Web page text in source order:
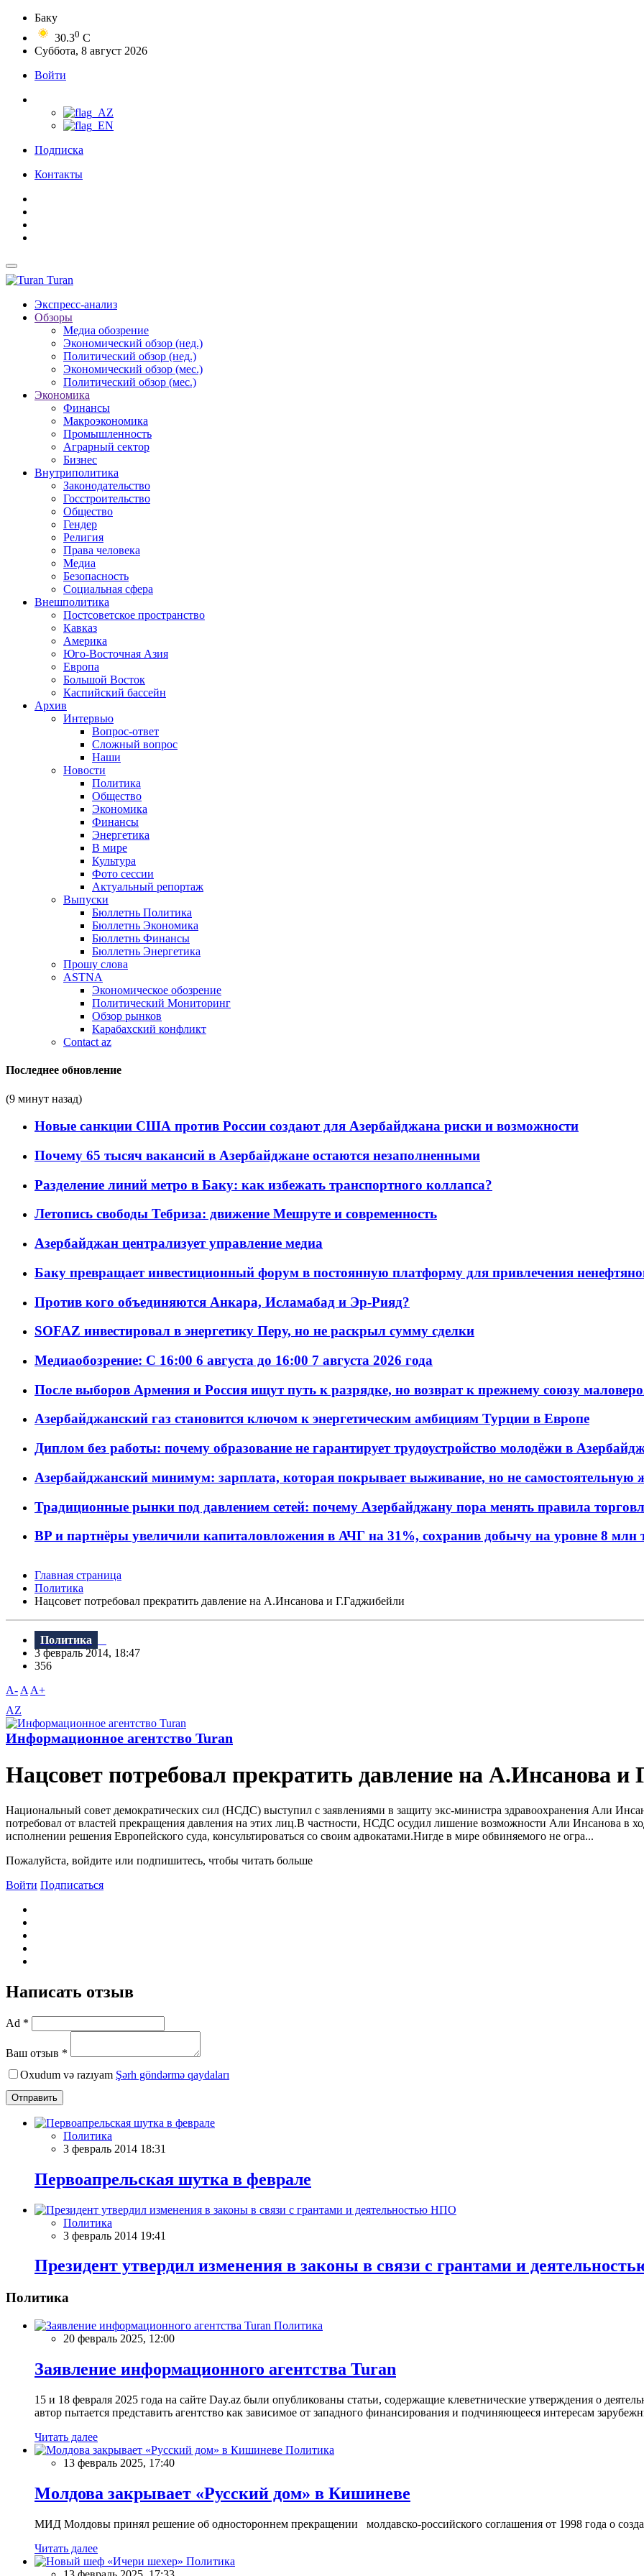
Баку
30.30 C
Суббота, 8 август 2026
Войти
Подписка
Контакты
Turan
Экспресс-анализ
Обзоры
Медиа обозрение
Экономический обзор (нед.)
Политический обзор (нед.)
Экономический обзор (мес.)
Политический обзор (мес.)
Экономика
Финансы
Макроэкономика
Промышленность
Аграрный сектор
Бизнес
Внутриполитика
Законодательство
Госстроительство
Общество
Гендер
Религия
Права человека
Медиа
Безопасность
Социальная сфера
Внешполитика
Постсоветское пространство
Кавказ
Америка
Юго-Восточная Азия
Европа
Большой Восток
Каспийский бассейн
Архив
Интервью
Вопрос-ответ
Сложный вопрос
Наши
Новости
Политика
Общество
Экономика
Финансы
Энергетика
В мире
Культура
Фото сессии
Актуальный репортаж
Выпуски
Бюллетнь Политика
Бюллетнь Экономика
Бюллетнь Финансы
Бюллетнь Энергетика
Прошу слова
ASTNA
Экономическое обозрение
Политический Мониторинг
Обзор рынков
Карабахский конфликт
Contact az
Последнее обновление
(9 минут назад)
Новые санкции США против России создают для Азербайджана риски и возможности
Почему 65 тысяч вакансий в Азербайджане остаются незаполненными
Разделение линий метро в Баку: как избежать транспортного коллапса?
Летопись свободы Тебриза: движение Мешруте и современность
Азербайджан централизует управление медиа
Баку превращает инвестиционный форум в постоянную платформу для привлечения
Против кого объединяются Анкара, Исламабад и Эр-Рияд?
SOFAZ инвестировал в энергетику Перу, но не раскрыл сумму сделки
Медиаобозрение: С 16:00 6 августа до 16:00 7 августа 2026 года
После выборов Армения и Россия ищут путь к разрядке, но возврат к прежнему союзу
Азербайджанский газ становится ключом к энергетическим амбициям Турции в Европе
Диплом без работы: почему образование не гарантирует трудоустройство молодёжи в
Азербайджанский минимум: зарплата, которая покрывает выживание, но не самостоятельную
Традиционные рынки под давлением сетей: почему Азербайджану пора менять правила
BP и партнёры увеличили капиталовложения в АЧГ на 31%, сохранив добычу на уровне 8 млн
Главная страница
Политика
Нацсовет потребовал прекратить давление на А.Инсанова и Г.Гаджибейли
Политика
3 февраль 2014, 18:47
356
A- A A+
AZ
Информационное агентство Turan
Нацсовет потребовал прекратить давление на А.Инсанова и
Национальный совет демократических сил (НСДС) выступил с заявлениями в защиту экс-министра здравоохранения Али
потребовал от властей прекращения давления на этих лиц.В частности, НСДС осудил лишение возможности Али Инсанова в
исполнении решения Европейского суда, консультироваться со своим адвокатами.Нигде в мире обвиняемого не огра...
Пожалуйста, войдите или подпишитесь, чтобы читать больше
Войти Подписаться
Написать отзыв
Ad *
Ваш отзыв *
Oxudum və razıyam Şərh göndərmə qaydaları
Отправить
Политика
3 февраль 2014 18:31
Первоапрельская шутка в феврале
Политика
3 февраль 2014 19:41
Президент утвердил изменения в законы в связи с грантами и
Политика
Политика
20 февраль 2025, 12:00
Заявление информационного агентства Turan
15 и 18 февраля 2025 года на сайте Day.az были опубликованы статьи, содержащие клеветнические утверждения о
автор пытается представить агентство как зависимое от западного финансирования и подчиняющееся интересам
Читать далее
Политика
13 февраль 2025, 17:40
Молдова закрывает «Русский дом» в Кишиневе
МИД Молдовы принял решение об одностороннем прекращении молдавско-российского соглашения от 1998 года о
Читать далее
Политика